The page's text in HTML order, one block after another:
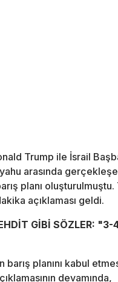
Trump ile İsrail
arasında
planı
açıklaması geldi.
GİBİ SÖZLER: "3-
barış planını kabul
devamında,